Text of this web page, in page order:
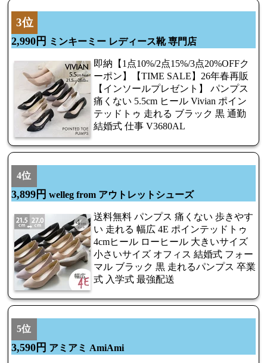
3位
2,990円 ミンキーミー レディース靴 専門店
即納【1点10%/2点15%/3点20%OFFク
ーポン】【TIME SALE】26年春再販
【インソールプレゼント】 パンプス
痛くない 5.5cm ヒール Vivian ポイン
テッドトゥ 走れる ブラック 黒 通勤
結婚式 仕事 V3680AL
4位
3,899円 welleg from アウトレットシューズ
送料無料 パンプス 痛くない 歩きやす
い 走れる 幅広 4E ポインテッドトゥ
4cmヒール ローヒール 大きいサイズ
小さいサイズ オフィス 結婚式 フォー
マル ブラック 黒 走れるパンプス 卒業
式 入学式 最強配送
5位
3,590円 アミアミ AmiAmi